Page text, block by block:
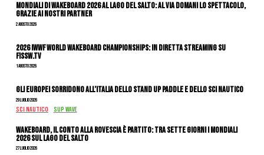
Mondiali di Wakeboard 2026 al Lago del Salto: al via domani lo spettacolo,
grazie ai nostri Partner
2 Agosto 2026
2026 IWWF WORLD WAKEBOARD CHAMPIONSHIPS: IN DIRETTA STREAMING SU
FISSW.TV
1 Agosto 2026
Gli Europei sorridono all’Italia dello stand up paddle e dello sci nautico
29 Luglio 2026
SCI NAUTICO SUP WAVE
Wakeboard, il conto alla rovescia è partito: tra sette giorni i Mondiali
2026 sul Lago del Salto
27 Luglio 2026